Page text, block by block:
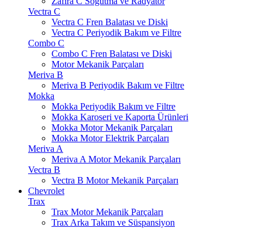
Vectra C
Vectra C Fren Balatası ve Diski
Vectra C Periyodik Bakım ve Filtre
Combo C
Combo C Fren Balatası ve Diski
Motor Mekanik Parçaları
Meriva B
Meriva B Periyodik Bakım ve Filtre
Mokka
Mokka Periyodik Bakım ve Filtre
Mokka Karoseri ve Kaporta Ürünleri
Mokka Motor Mekanik Parçaları
Mokka Motor Elektrik Parçaları
Meriva A
Meriva A Motor Mekanik Parçaları
Vectra B
Vectra B Motor Mekanik Parçaları
Chevrolet
Trax
Trax Motor Mekanik Parçaları
Trax Arka Takım ve Süspansiyon